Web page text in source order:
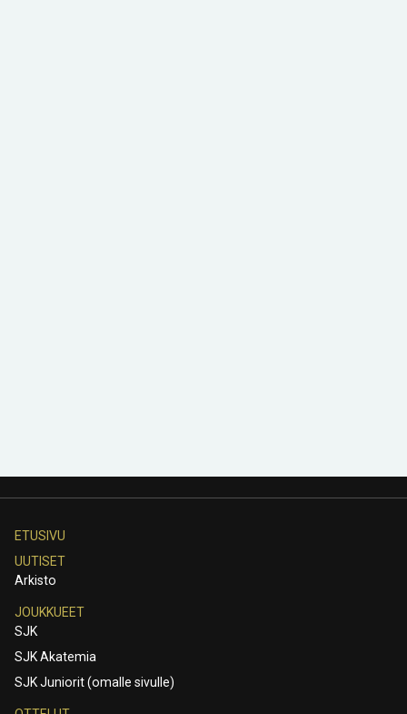
ETUSIVU
UUTISET
Arkisto
JOUKKUEET
SJK
SJK Akatemia
SJK Juniorit (omalle sivulle)